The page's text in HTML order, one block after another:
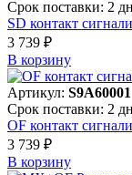
Срок поставки: 2
SD контакт
3 739 ₽
В корзинy
Артикул: S9A60001
Срок поставки: 2
OF контакт
3 739 ₽
В корзинy